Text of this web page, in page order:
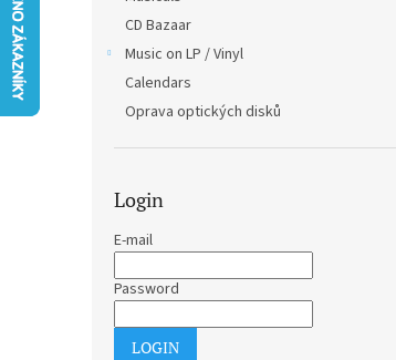
CD Bazaar
Music on LP / Vinyl
Calendars
Oprava optických disků
Login
E-mail
Password
LOGIN